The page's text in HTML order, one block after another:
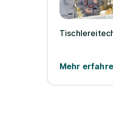
Mehr